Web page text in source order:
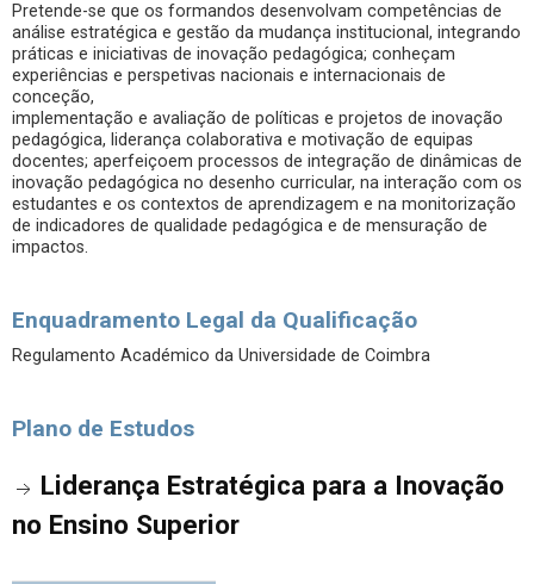
Pretende-se que os formandos desenvolvam competências de
análise estratégica e gestão da mudança institucional, integrando
práticas e iniciativas de inovação pedagógica; conheçam
experiências e perspetivas nacionais e internacionais de
conceção,
implementação e avaliação de políticas e projetos de inovação
pedagógica, liderança colaborativa e motivação de equipas
docentes; aperfeiçoem processos de integração de dinâmicas de
inovação pedagógica no desenho curricular, na interação com os
estudantes e os contextos de aprendizagem e na monitorização
de indicadores de qualidade pedagógica e de mensuração de
impactos.
Enquadramento Legal da Qualificação
Regulamento Académico da Universidade de Coimbra
Plano de Estudos
Liderança Estratégica para a Inovação
no Ensino Superior